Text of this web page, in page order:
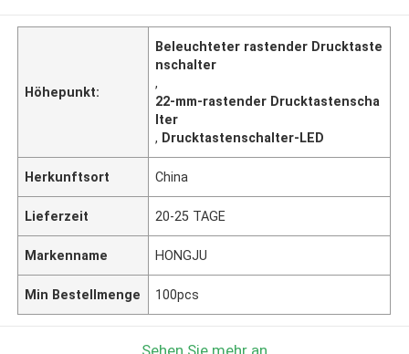
Höhepunkt:
Beleuchteter rastender Drucktaste
nschalter
,
22-mm-rastender Drucktastenscha
lter
, Drucktastenschalter-LED
Herkunftsort China
Lieferzeit 20-25 TAGE
Markenname HONGJU
Min Bestellmenge 100pcs
Sehen Sie mehr an